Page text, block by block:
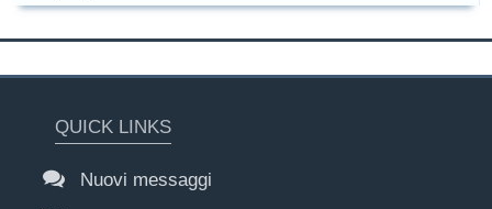
QUICK LINKS
Nuovi messaggi